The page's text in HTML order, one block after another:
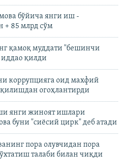
бўйича янги иш -
+ 85 млрд сўм
қамоқ муддати "бешинчи
қилди
коррупцияга оид махфий
огоҳлантирди
янги жиноят ишлари
буни "сиёсий цирк" деб атади
пора олувчидан пора
талаби билан чиқди